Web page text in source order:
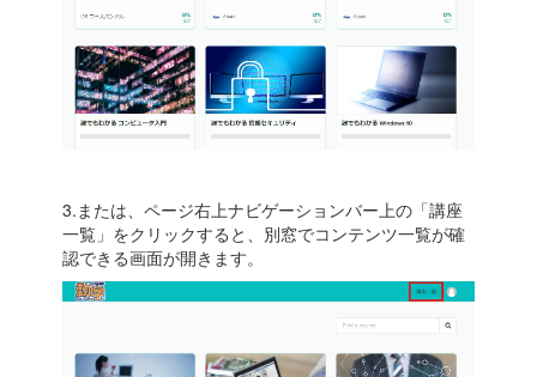
3.または、ページ右上ナビゲーションバー上の「講座
一覧」をクリックすると、別窓でコンテンツ一覧が確
認できる画面が開きます。